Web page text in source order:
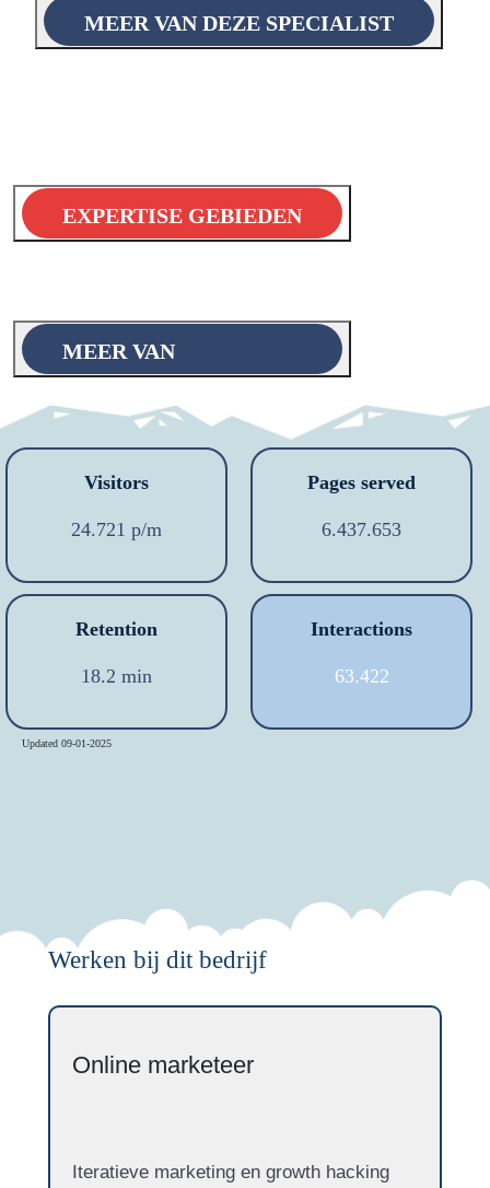
MEER VAN DEZE SPECIALIST
EXPERTISE GEBIEDEN
MEER VAN
Visitors
24.721 p/m
Pages served
6.437.653
Retention
18.2 min
Interactions
63.422
Updated 09-01-2025
Werken bij dit bedrijf
Online marketeer
Iteratieve marketing en growth hacking